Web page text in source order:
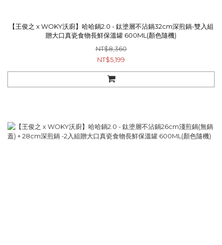
【王俊之 x WOKY沃廚】哈哈鍋2.0 - 鈦塗層不沾鍋32cm深煎鍋-雙入組
贈大口真瓷食物長鮮保溫罐 600ML(顏色隨機)
NT$8,360
NT$5,199